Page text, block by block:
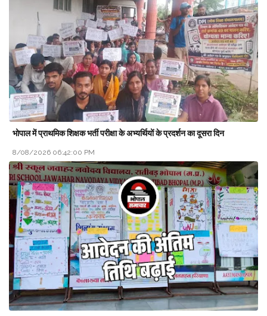
भोपाल में प्राथमिक शिक्षक भर्ती परीक्षा के अभ्यर्थियों के प्रदर्शन का दूसरा दिन
8/08/2026 06:42:00 PM